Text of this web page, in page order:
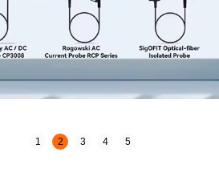
1 2 3 4 5